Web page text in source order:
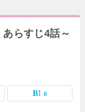
らすじ4話～
0